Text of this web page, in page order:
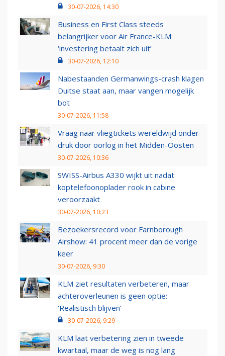
30-07-2026, 14:30
Business en First Class steeds
belangrijker voor Air France-KLM:
‘investering betaalt zich uit’
30-07-2026, 12:10
Nabestaanden Germanwings-crash klagen
Duitse staat aan, maar vangen mogelijk
bot
30-07-2026, 11:58
Vraag naar vliegtickets wereldwijd onder
druk door oorlog in het Midden-Oosten
30-07-2026, 10:36
SWISS-Airbus A330 wijkt uit nadat
koptelefoonoplader rook in cabine
veroorzaakt
30-07-2026, 10:23
Bezoekersrecord voor Farnborough
Airshow: 41 procent meer dan de vorige
keer
30-07-2026, 9:30
KLM ziet resultaten verbeteren, maar
achteroverleunen is geen optie:
‘Realistisch blijven’
30-07-2026, 9:29
KLM laat verbetering zien in tweede
kwartaal, maar de weg is nog lang